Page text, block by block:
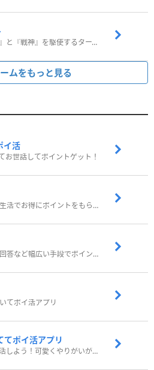
武器の『アビリティ』と『戦神』を駆使するターン制コマンドバトルRPG！
ムをもっと見る
イ活
お世話してポイントゲット！
歩いてポイ活！日常生活でお得にポイントをもらおう
歩いたりアンケート回答など幅広い手段でポイントをゲット
てポイ活アプリ
てポイ活アプリ
ペットを育ってポイ活しよう！可愛くやりがいがある新感覚アプリ